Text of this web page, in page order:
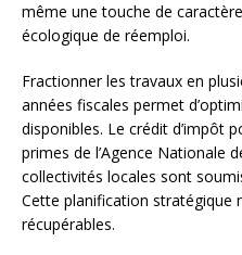
même une touche de
écologique de réemploi.
Fractionner les travaux en
années fiscales permet
disponibles. Le crédit d’impôt
primes de l’Agence Nationale
collectivités locales sont
Cette planification stratégique
récupérables.